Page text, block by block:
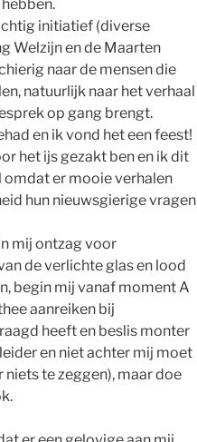
initiatief (diverse
Welzijn en de Maarten
naar de mensen die
natuurlijk naar het verhaal
op gang brengt.
en ik vond het een feest!
het ijs gezakt ben en ik dit
omdat er mooie verhalen
hun nieuwsgierige vragen
mij ontzag voor
de verlichte glas en lood
begin mij vanaf moment A
aanreiken bij
heeft en beslis monter
en niet achter mij moet
niets te zeggen), maar doe